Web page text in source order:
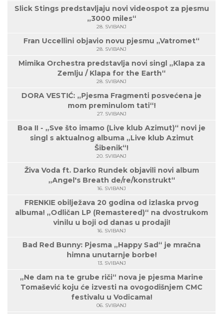
Slick Stings predstavljaju novi videospot za pjesmu
„3000 miles“
28. SVIBANJ
Fran Uccellini objavio novu pjesmu „Vatromet“
28. SVIBANJ
Mimika Orchestra predstavlja novi singl „Klapa za
Zemlju / Klapa for the Earth“
28. SVIBANJ
DORA VESTIĆ: „Pjesma Fragmenti posvećena je
mom preminulom tati“!
27. SVIBANJ
Boa II - „Sve što imamo (Live klub Azimut)“ novi je
singl s aktualnog albuma „Live klub Azimut
Šibenik“!
20. SVIBANJ
Živa Voda ft. Darko Rundek objavili novi album
„Angel's Breath de/re/konstrukt“
16. SVIBANJ
FRENKIE obilježava 20 godina od izlaska prvog
albuma! „Odličan LP (Remastered)“ na dvostrukom
vinilu u boji od danas u prodaji!
16. SVIBANJ
Bad Red Bunny: Pjesma „Happy Sad“ je mračna
himna unutarnje borbe!
13. SVIBANJ
„Ne dam na te grube riči“ nova je pjesma Marine
Tomašević koju će izvesti na ovogodišnjem CMC
festivalu u Vodicama!
06. SVIBANJ